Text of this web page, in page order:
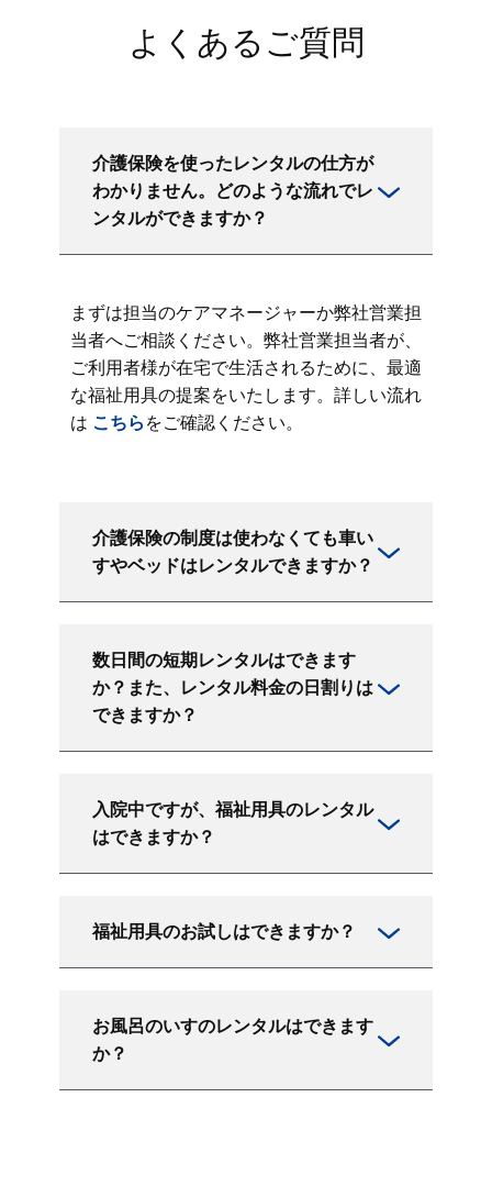
よくあるご質問
介護保険を使ったレンタルの仕方が
わかりません。どのような流れでレ
ンタルができますか？
まずは担当のケアマネージャーか弊社営業担
当者へご相談ください。弊社営業担当者が、
ご利用者様が在宅で生活されるために、最適
な福祉用具の提案をいたします。詳しい流れ
は こちらをご確認ください。
介護保険の制度は使わなくても車い
すやベッドはレンタルできますか？
数日間の短期レンタルはできます
か？また、レンタル料金の日割りは
できますか？
入院中ですが、福祉用具のレンタル
はできますか？
福祉用具のお試しはできますか？
お風呂のいすのレンタルはできます
か？